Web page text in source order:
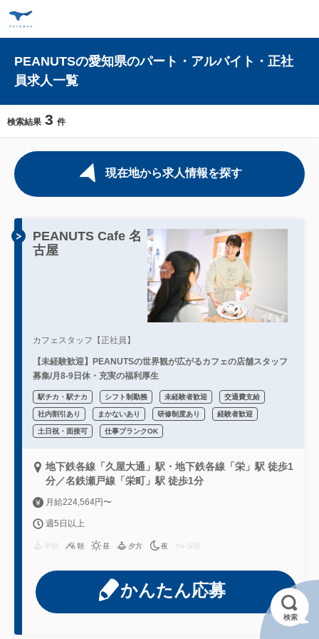
PEANUTSの愛知県のパート・アルバイト・正社
員求人一覧
検索結果 3 件
現在地から求人情報を探す
PEANUTS Cafe 名
古屋
カフェスタッフ【正社員】
【未経験歓迎】PEANUTSの世界観が広がるカフェの店舗スタッフ
募集/月8-9日休・充実の福利厚生
駅チカ・駅ナカ シフト制勤務 未経験者歓迎 交通費支給
社内割引あり まかないあり 研修制度あり 経験者歓迎
土日祝・面接可 仕事ブランクOK
地下鉄各線「久屋大通」駅・地下鉄各線「栄」駅 徒歩1
分／名鉄瀬戸線「栄町」駅 徒歩1分
月給224,564円〜
週5日以上
朝 昼 夕方 夜 深夜
かんたん応募
検索